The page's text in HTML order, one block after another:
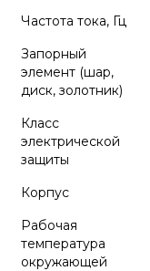
Частота тока, Гц
Запорный
элемент (шар,
диск, золотник)
Класс
электрической
защиты
Корпус
Рабочая
температура
окружающей